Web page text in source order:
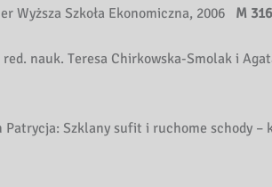
Wyższa Szkoła Ekonomiczna, 2006 M 316
nauk. Teresa Chirkowska-Smolak i
Szklany sufit i ruchome schody –